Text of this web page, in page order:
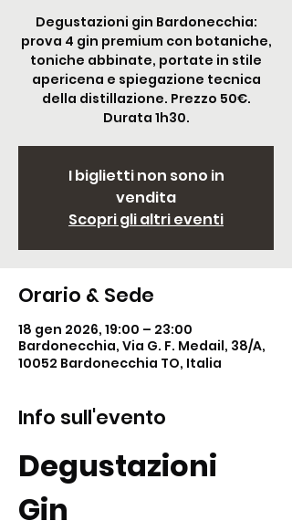
Degustazioni gin Bardonecchia:
prova 4 gin premium con botaniche,
toniche abbinate, portate in stile
apericena e spiegazione tecnica
della distillazione. Prezzo 50€.
Durata 1h30.
I biglietti non sono in
vendita
Scopri gli altri eventi
Orario & Sede
18 gen 2026, 19:00 – 23:00
Bardonecchia, Via G. F. Medail, 38/A,
10052 Bardonecchia TO, Italia
Info sull'evento
Degustazioni
Gin